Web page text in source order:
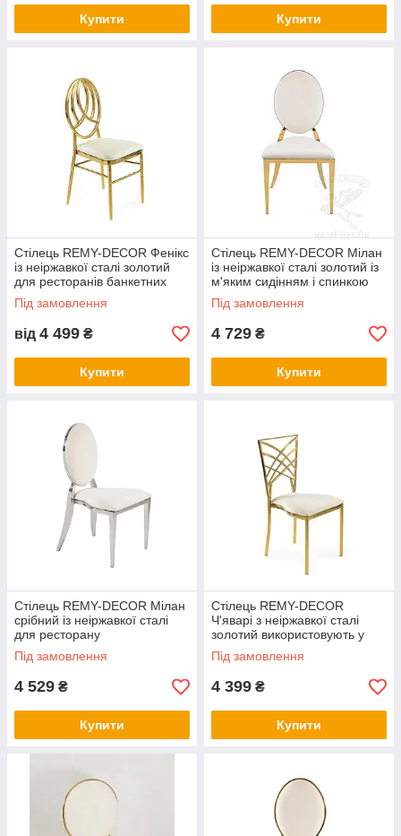
Купити Купити
Стілець REMY-DECOR Фенікс
із неіржавкої сталі золотий
для ресторанів банкетних
залів
Під замовлення
від 4 499 ₴
Купити
Стілець REMY-DECOR Мілан
із неіржавкої сталі золотий із
м'яким сидінням і спинкою
білого кольору для дому
Під замовлення
4 729 ₴
Купити
Стілець REMY-DECOR Мілан
срібний із неіржавкої сталі
для ресторану
Під замовлення
4 529 ₴
Купити
Стілець REMY-DECOR
Ч'яварі з неіржавкої сталі
золотий використовують у
ресторані
Під замовлення
4 399 ₴
Купити